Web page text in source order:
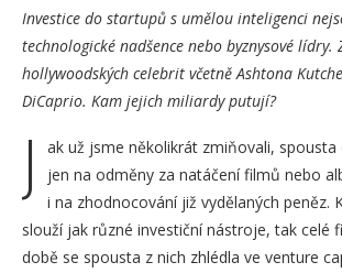
Investice do startupů s umělou inteligenci
technologické nadšence nebo byznysové
hollywoodských celebrit včetně Ashtona
DiCaprio. Kam jejich miliardy putují?
J
ak už jsme několikrát zmiňovali, spousta
jen na odměny za natáčení filmů nebo
i na zhodnocování již vydělaných peněz.
slouží jak různé investiční nástroje, tak celé
době se spousta z nich zhlédla ve venture